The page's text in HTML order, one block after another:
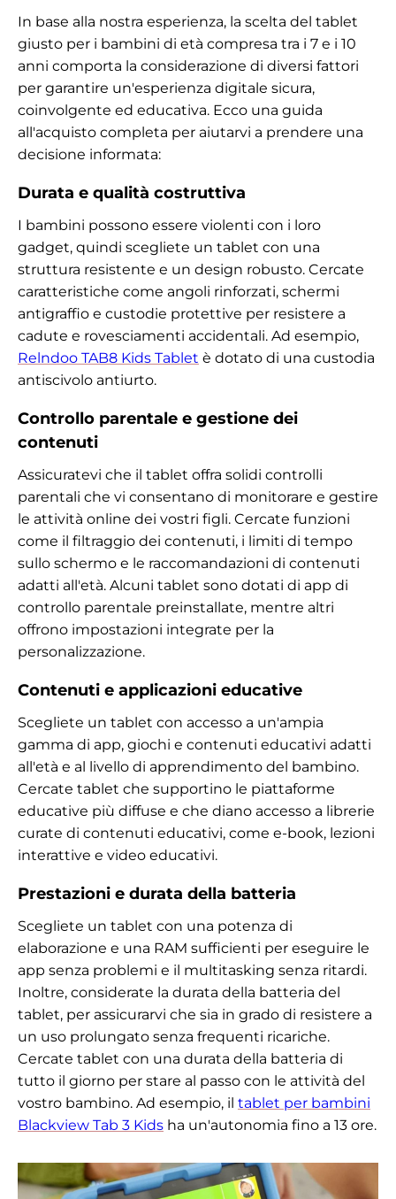
In base alla nostra esperienza, la scelta del tablet
giusto per i bambini di età compresa tra i 7 e i 10
anni comporta la considerazione di diversi fattori
per garantire un'esperienza digitale sicura,
coinvolgente ed educativa. Ecco una guida
all'acquisto completa per aiutarvi a prendere una
decisione informata:
Durata e qualità costruttiva
I bambini possono essere violenti con i loro
gadget, quindi scegliete un tablet con una
struttura resistente e un design robusto. Cercate
caratteristiche come angoli rinforzati, schermi
antigraffio e custodie protettive per resistere a
cadute e rovesciamenti accidentali. Ad esempio,
Relndoo TAB8 Kids Tablet è dotato di una custodia
antiscivolo antiurto.
Controllo parentale e gestione dei
contenuti
Assicuratevi che il tablet offra solidi controlli
parentali che vi consentano di monitorare e gestire
le attività online dei vostri figli. Cercate funzioni
come il filtraggio dei contenuti, i limiti di tempo
sullo schermo e le raccomandazioni di contenuti
adatti all'età. Alcuni tablet sono dotati di app di
controllo parentale preinstallate, mentre altri
offrono impostazioni integrate per la
personalizzazione.
Contenuti e applicazioni educative
Scegliete un tablet con accesso a un'ampia
gamma di app, giochi e contenuti educativi adatti
all'età e al livello di apprendimento del bambino.
Cercate tablet che supportino le piattaforme
educative più diffuse e che diano accesso a librerie
curate di contenuti educativi, come e-book, lezioni
interattive e video educativi.
Prestazioni e durata della batteria
Scegliete un tablet con una potenza di
elaborazione e una RAM sufficienti per eseguire le
app senza problemi e il multitasking senza ritardi.
Inoltre, considerate la durata della batteria del
tablet, per assicurarvi che sia in grado di resistere a
un uso prolungato senza frequenti ricariche.
Cercate tablet con una durata della batteria di
tutto il giorno per stare al passo con le attività del
vostro bambino. Ad esempio, il tablet per bambini
Blackview Tab 3 Kids ha un'autonomia fino a 13 ore.